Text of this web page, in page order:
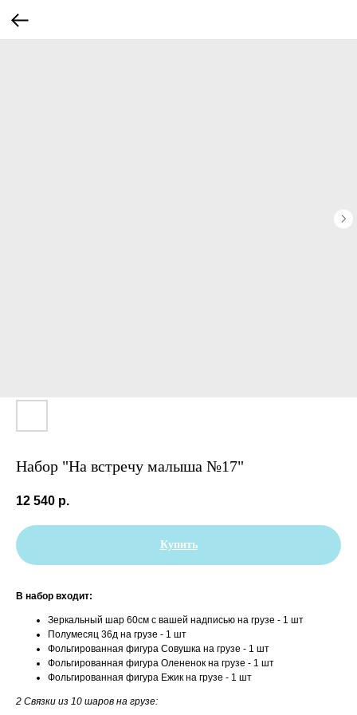
Набор "На встречу малыша №17"
12 540 р.
Купить
В набор входит:
Зеркальный шар 60см с вашей надписью на грузе - 1 шт
Полумесяц 36д на грузе - 1 шт
Фольгированная фигура Совушка на грузе - 1 шт
Фольгированная фигура Олененок на грузе - 1 шт
Фольгированная фигура Ежик на грузе - 1 шт
2 Связки из 10 шаров на грузе: